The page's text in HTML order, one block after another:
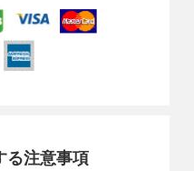
る注意事項